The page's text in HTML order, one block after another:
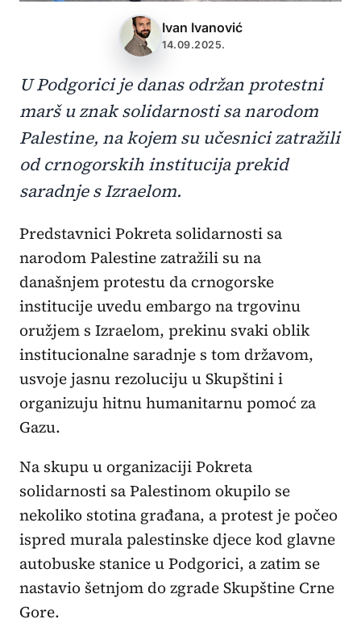
Ivan Ivanović
14.09.2025.
U Podgorici je danas održan protestni
marš u znak solidarnosti sa narodom
Palestine, na kojem su učesnici zatražili
od crnogorskih institucija prekid
saradnje s Izraelom.
Predstavnici Pokreta solidarnosti sa
narodom Palestine zatražili su na
današnjem protestu da crnogorske
institucije uvedu embargo na trgovinu
oružjem s Izraelom, prekinu svaki oblik
institucionalne saradnje s tom državom,
usvoje jasnu rezoluciju u Skupštini i
organizuju hitnu humanitarnu pomoć za
Gazu.
Na skupu u organizaciji Pokreta
solidarnosti sa Palestinom okupilo se
nekoliko stotina građana, a protest je počeo
ispred murala palestinske djece kod glavne
autobuske stanice u Podgorici, a zatim se
nastavio šetnjom do zgrade Skupštine Crne
Gore.